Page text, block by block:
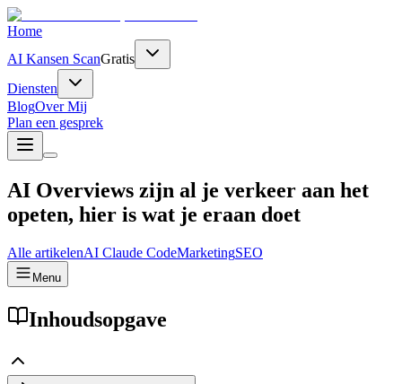
Home
AI Kansen ScanGratis
Diensten
BlogOver Mij
Plan een gesprek
AI Overviews zijn al je verkeer aan het
opeten, hier is wat je eraan doet
Alle artikelenAI Claude CodeMarketingSEO
Menu
Inhoudsopgave